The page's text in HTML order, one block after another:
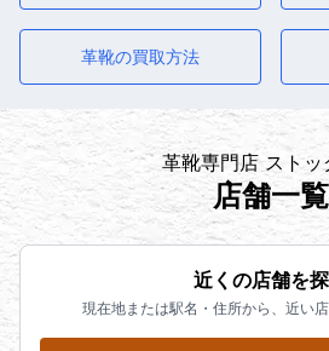
革靴の買取方法
革靴専門店 ストッ
店舗一覧
近くの店舗を
現在地または駅名・住所から、近い店